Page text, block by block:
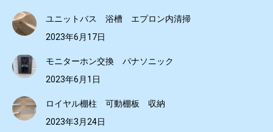
ユニットバス 浴槽 エプロン内清掃
2023年6月17日
モニターホン交換 パナソニック
2023年6月1日
ロイヤル棚柱 可動棚板 収納
2023年3月24日